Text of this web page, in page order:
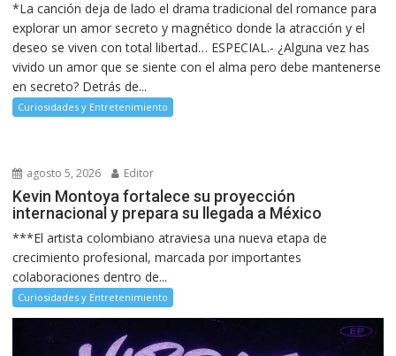
*La canción deja de lado el drama tradicional del romance para
explorar un amor secreto y magnético donde la atracción y el
deseo se viven con total libertad… ESPECIAL.- ¿Alguna vez has
vivido un amor que se siente con el alma pero debe mantenerse
en secreto? Detrás de...
Curiosidades y Entretenimiento
agosto 5, 2026 Editor
Kevin Montoya fortalece su proyección
internacional y prepara su llegada a México
***El artista colombiano atraviesa una nueva etapa de
crecimiento profesional, marcada por importantes
colaboraciones dentro de...
Curiosidades y Entretenimiento